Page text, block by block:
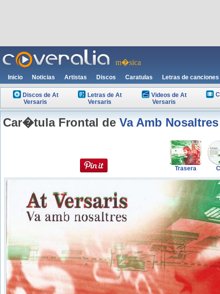
m�sica
Inicio Noticias Artistas Discos Caratulas Letras de canciones
Discos de At
Versaris
Letras de At
Versaris
Videos de At
Versaris
Car�tula Frontal de Va Amb Nosaltres
Trasera